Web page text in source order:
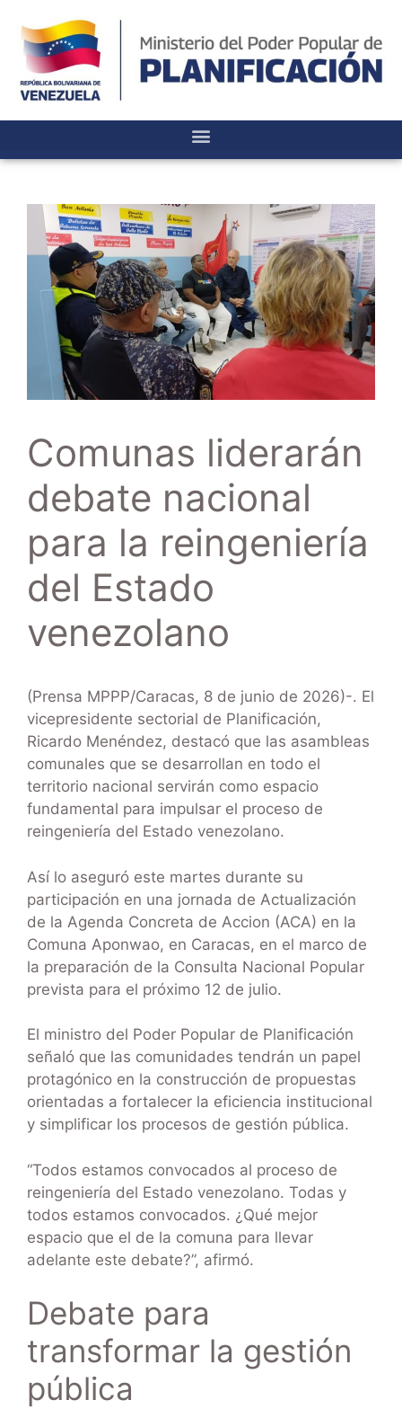
Comunas liderarán
debate nacional
para la reingeniería
del Estado
venezolano
(Prensa MPPP/Caracas, 8 de junio de 2026)-. El
vicepresidente sectorial de Planificación,
Ricardo Menéndez, destacó que las asambleas
comunales que se desarrollan en todo el
territorio nacional servirán como espacio
fundamental para impulsar el proceso de
reingeniería del Estado venezolano.
Así lo aseguró este martes durante su
participación en una jornada de Actualización
de la Agenda Concreta de Accion (ACA) en la
Comuna Aponwao, en Caracas, en el marco de
la preparación de la Consulta Nacional Popular
prevista para el próximo 12 de julio.
El ministro del Poder Popular de Planificación
señaló que las comunidades tendrán un papel
protagónico en la construcción de propuestas
orientadas a fortalecer la eficiencia institucional
y simplificar los procesos de gestión pública.
“Todos estamos convocados al proceso de
reingeniería del Estado venezolano. Todas y
todos estamos convocados. ¿Qué mejor
espacio que el de la comuna para llevar
adelante este debate?”, afirmó.
Debate para
transformar la gestión
pública